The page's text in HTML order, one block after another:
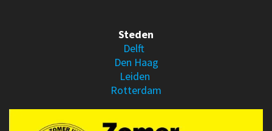
Steden
Delft
Den Haag
Leiden
Rotterdam